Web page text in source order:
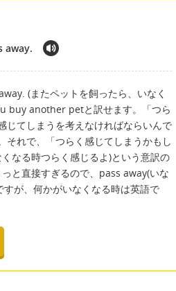
away.
(またペットを飼ったら、いなく
buy another petと訳せます。「つら
じてしまうを考えなければならいんで
それで、「つらく感じてしまうかもし
なる時つらく感じるよ)という意訳の
と直接すぎるので、pass away(いな
が、何かがいなくなる時は英語で